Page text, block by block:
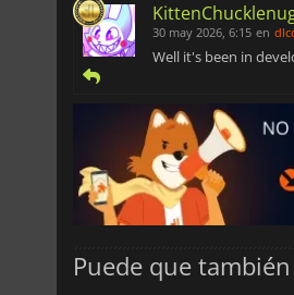
30 may 2026, 6:15 en
Well it's been in
Puede que